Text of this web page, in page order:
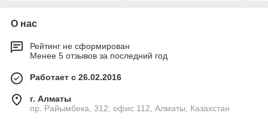
О нас
Рейтинг не сформирован
Менее 5 отзывов за последний год
Работает с 26.02.2016
г. Алматы
пр. Райымбека, 312, офис 112, Алматы, Казахстан